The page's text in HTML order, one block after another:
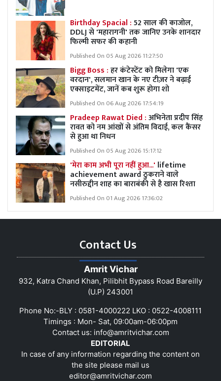
Birthday Spacial :52 साल की काजोल,
DDLJ से 'महारागनी' तक जानिए उनके शानदार
फिल्मी सफर की कहानी
Published On 05 Aug 2026 11:27:50
Bigg Boss :हर कंटेस्टेंट को मिलेगा 'एक
वरदान', सलमान खान के नए टीज़र ने बढ़ाई
एक्साइटमेंट, जानें कब शुरू होगा शो
Published On 06 Aug 2026 17:54:19
Pradeep Rawat Died :अभिनेता प्रदीप सिंह
रावत को नम आंखों से अंतिम विदाई, कल कैंसर
से हुआ था निधन
Published On 05 Aug 2026 15:17:12
'मेरा काम अभी पूरा नहीं हुआ...' lifetime
achievement award ठुकराने वाले
नसीरुद्दीन शाह का बाराबंकी से है खास रिश्ता
Published On 01 Aug 2026 17:36:02
Contact Us
Amrit Vichar
932, Katra Chand Khan, Pilibhit Bypass Road Bareilly
(U.P) 243001
Phone No:-BLY : 0581-4000222 LKO : 0522-4008111
Timings : Mon- Sat, 09:00am-06:00pm
Contact us: info@amritvichar.com
EDITORIAL
In case of any information regarding the content on
the site please mail us
editor@amritvichar.com